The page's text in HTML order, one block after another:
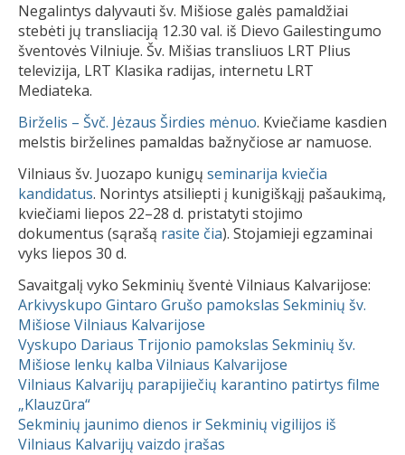
Negalintys dalyvauti šv. Mišiose galės pamaldžiai
stebėti jų transliaciją 12.30 val. iš Dievo Gailestingumo
šventovės Vilniuje. Šv. Mišias transliuos LRT Plius
televizija, LRT Klasika radijas, internetu LRT
Mediateka.
Birželis – Švč. Jėzaus Širdies mėnuo. Kviečiame kasdien
melstis birželines pamaldas bažnyčiose ar namuose.
Vilniaus šv. Juozapo kunigų seminarija kviečia
kandidatus. Norintys atsiliepti į kunigiškąjį pašaukimą,
kviečiami liepos 22–28 d. pristatyti stojimo
dokumentus (sąrašą rasite čia). Stojamieji egzaminai
vyks liepos 30 d.
Savaitgalį vyko Sekminių šventė Vilniaus Kalvarijose:
Arkivyskupo Gintaro Grušo pamokslas Sekminių šv.
Mišiose Vilniaus Kalvarijose
Vyskupo Dariaus Trijonio pamokslas Sekminių šv.
Mišiose lenkų kalba Vilniaus Kalvarijose
Vilniaus Kalvarijų parapijiečių karantino patirtys filme
„Klauzūra“
Sekminių jaunimo dienos ir Sekminių vigilijos iš
Vilniaus Kalvarijų vaizdo įrašas